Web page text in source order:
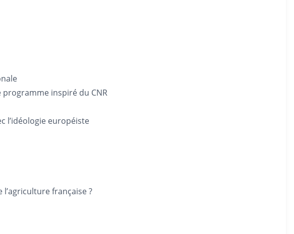
inspiré du CNR
l’idéologie européiste
l’agriculture française ?